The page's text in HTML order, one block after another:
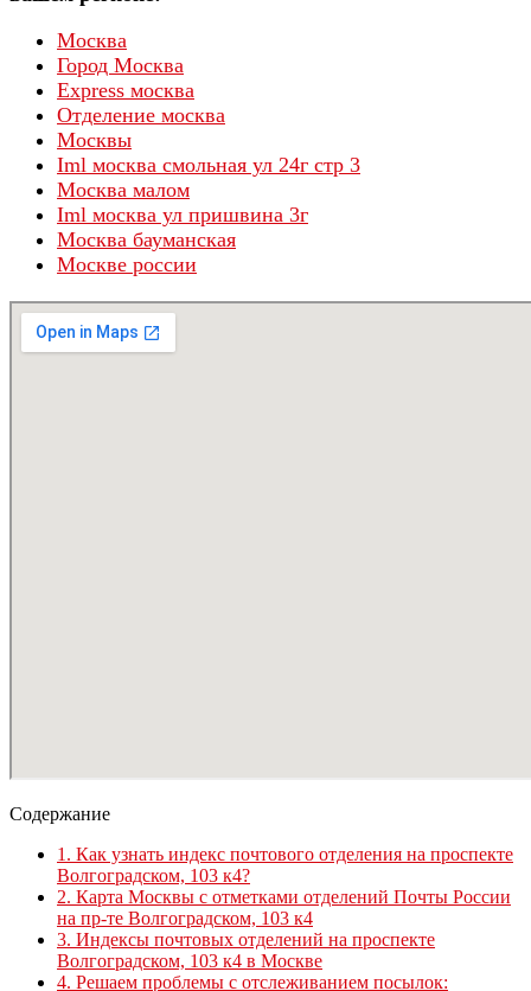
Москва
Город Москва
Express москва
Отделение москва
Москвы
Iml москва смольная ул 24г стр 3
Москва малом
Iml москва ул пришвина 3г
Москва бауманская
Москве россии
Содержание
1. Как узнать индекс почтового отделения на проспекте
Волгоградском, 103 к4?
2. Карта Москвы с отметками отделений Почты России
на пр-те Волгоградском, 103 к4
3. Индексы почтовых отделений на проспекте
Волгоградском, 103 к4 в Москве
4. Решаем проблемы с отслеживанием посылок: